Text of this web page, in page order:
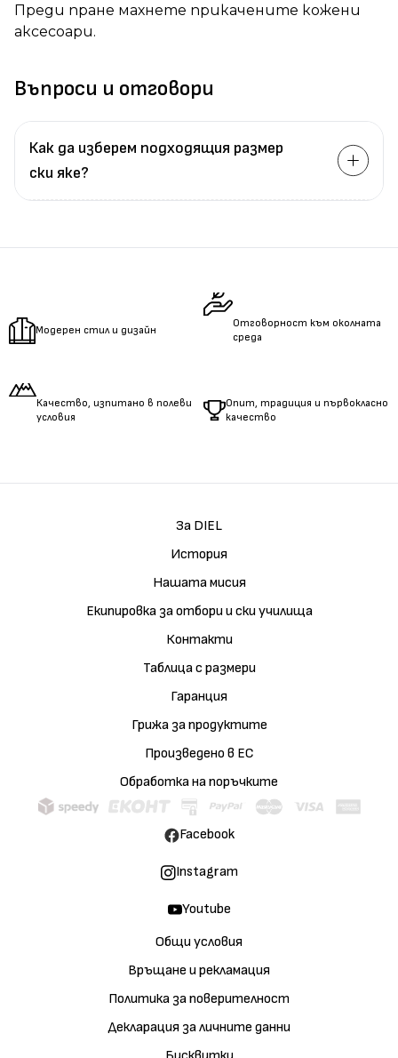
Преди пране махнете прикачените кожени
аксесоари.
Въпроси и отговори
Как да изберем подходящия размер
ски яке?
Измеретеобиколкатана талията.
Модерен стил и дизайн
Отговорност към околната
среда
Качество, изпитано в полеви
условия
Опит, традиция и първокласно
качество
За DIEL
История
Нашата мисия
Екипировка за отбори и ски училища
Контакти
Таблица с размери
Гаранция
Грижа за продуктите
Произведено в ЕС
Обработка на поръчките
Общи условия
Връщане и рекламация
Политика за поверителност
Декларация за личните данни
Facebook
Instagram
Youtube